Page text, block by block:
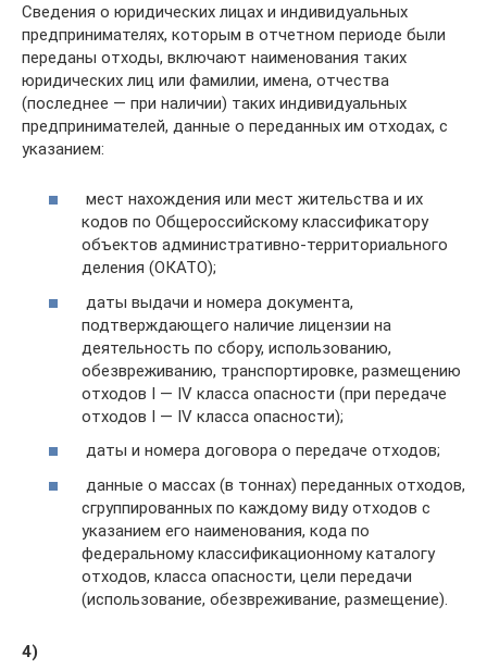
Сведения о юридических лицах и индивидуальных
предпринимателях, которым в отчетном периоде были
переданы отходы, включают наименования таких
юридических лиц или фамилии, имена, отчества
(последнее — при наличии) таких индивидуальных
предпринимателей, данные о переданных им отходах, с
указанием:
мест нахождения или мест жительства и их
кодов по Общероссийскому классификатору
объектов административно-территориального
деления (ОКАТО);
даты выдачи и номера документа,
подтверждающего наличие лицензии на
деятельность по сбору, использованию,
обезвреживанию, транспортировке, размещению
отходов I — IV класса опасности (при передаче
отходов I — IV класса опасности);
даты и номера договора о передаче отходов;
данные о массах (в тоннах) переданных отходов,
сгруппированных по каждому виду отходов с
указанием его наименования, кода по
федеральному классификационному каталогу
отходов, класса опасности, цели передачи
(использование, обезвреживание, размещение).
4)